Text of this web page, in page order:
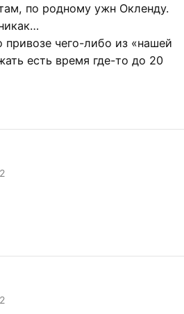
по родному ужн Окленду.
привозе чего-либо из «нашей
есть время где-то до 20